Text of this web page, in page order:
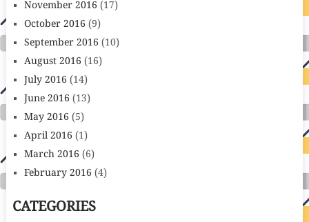
November 2016 (17)
October 2016 (9)
September 2016 (10)
August 2016 (16)
July 2016 (14)
June 2016 (13)
May 2016 (5)
April 2016 (1)
March 2016 (6)
February 2016 (4)
CATEGORIES